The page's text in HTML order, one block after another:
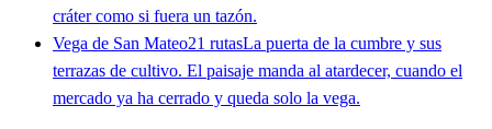
cráter como si fuera un tazón.
Vega de San Mateo21 rutasLa puerta de la cumbre y sus
terrazas de cultivo. El paisaje manda al atardecer, cuando el
mercado ya ha cerrado y queda solo la vega.